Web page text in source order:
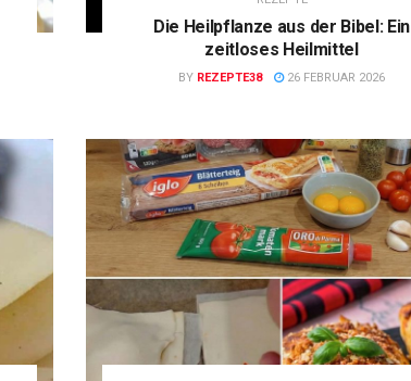
Die Heilpflanze aus der Bibel: Ein
zeitloses Heilmittel
BY REZEPTE38 26 FEBRUAR 2026